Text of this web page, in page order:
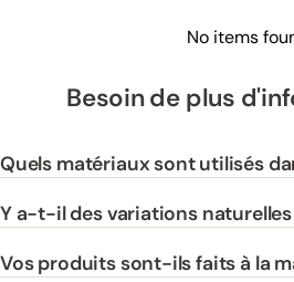
No items
Besoin de plus
Quels matériaux sont utilisés
Y a-t-il des variations naturelles
Vos produits sont-ils faits à la